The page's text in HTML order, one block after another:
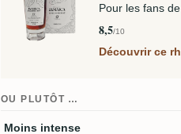
Pour les fans
8,5/10
Découvrir ce
OU PLUTÔT …
Moins intense